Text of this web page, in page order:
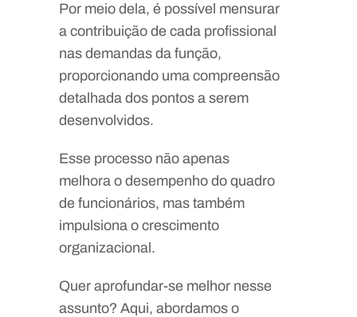
Por meio dela, é possível mensurar
a contribuição de cada profissional
nas demandas da função,
proporcionando uma compreensão
detalhada dos pontos a serem
desenvolvidos.
Esse processo não apenas
melhora o desempenho do quadro
de funcionários, mas também
impulsiona o crescimento
organizacional.
Quer aprofundar-se melhor nesse
assunto? Aqui, abordamos o